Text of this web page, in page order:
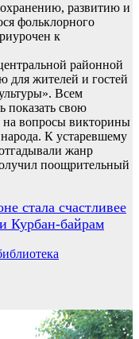
развитию и
фольклорного
к
районной
для жителей и гостей
Всем
показать свою
на вопросы викторины
К устаревшему
жанр
поощрительный
стала счастливее
Курбан-байрам